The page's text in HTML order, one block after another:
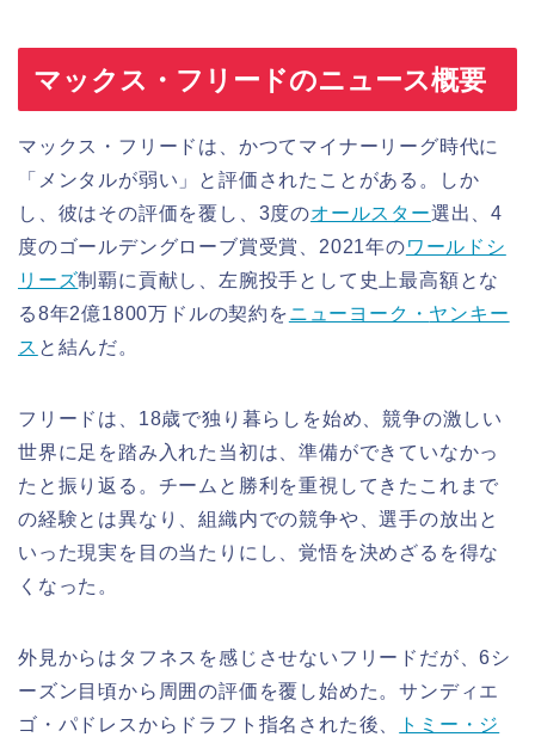
マックス・フリードのニュース概要
マックス・フリードは、かつてマイナーリーグ時代に
「メンタルが弱い」と評価されたことがある。しか
し、彼はその評価を覆し、3度のオールスター選出、4
度のゴールデングローブ賞受賞、2021年のワールドシ
リーズ制覇に貢献し、左腕投手として史上最高額とな
る8年2億1800万ドルの契約をニューヨーク・ ヤンキー
ス と結んだ。
フリードは、18歳で独り暮らしを始め、競争の激しい
世界に足を踏み入れた当初は、準備ができていなかっ
たと振り返る。チームと勝利を重視してきたこれまで
の経験とは異なり、組織内での競争や、選手の放出と
いった現実を目の当たりにし、覚悟を決めざるを得な
くなった。
外見からはタフネスを感じさせないフリードだが、6シ
ーズン目頃から周囲の評価を覆し始めた。サンディエ
ゴ・パドレスからドラフト指名された後、
トミー・ジ